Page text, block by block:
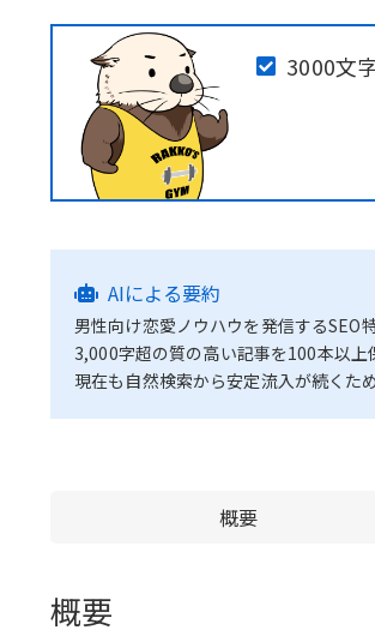
3000文
AIによる要約
男性向け恋愛ノウハウを発信するSEO
3,000字超の質の高い記事を100本以上
現在も自然検索から安定流入が続くた
概要
概要